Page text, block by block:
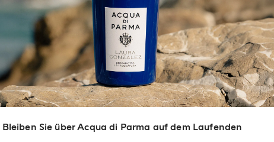
Bleiben Sie über Acqua di Parma auf dem Laufenden
CHF 233.00
JETZT EINKAUFEN
abCHF 233.00
JETZT EINKAUFEN
BEST SELLER